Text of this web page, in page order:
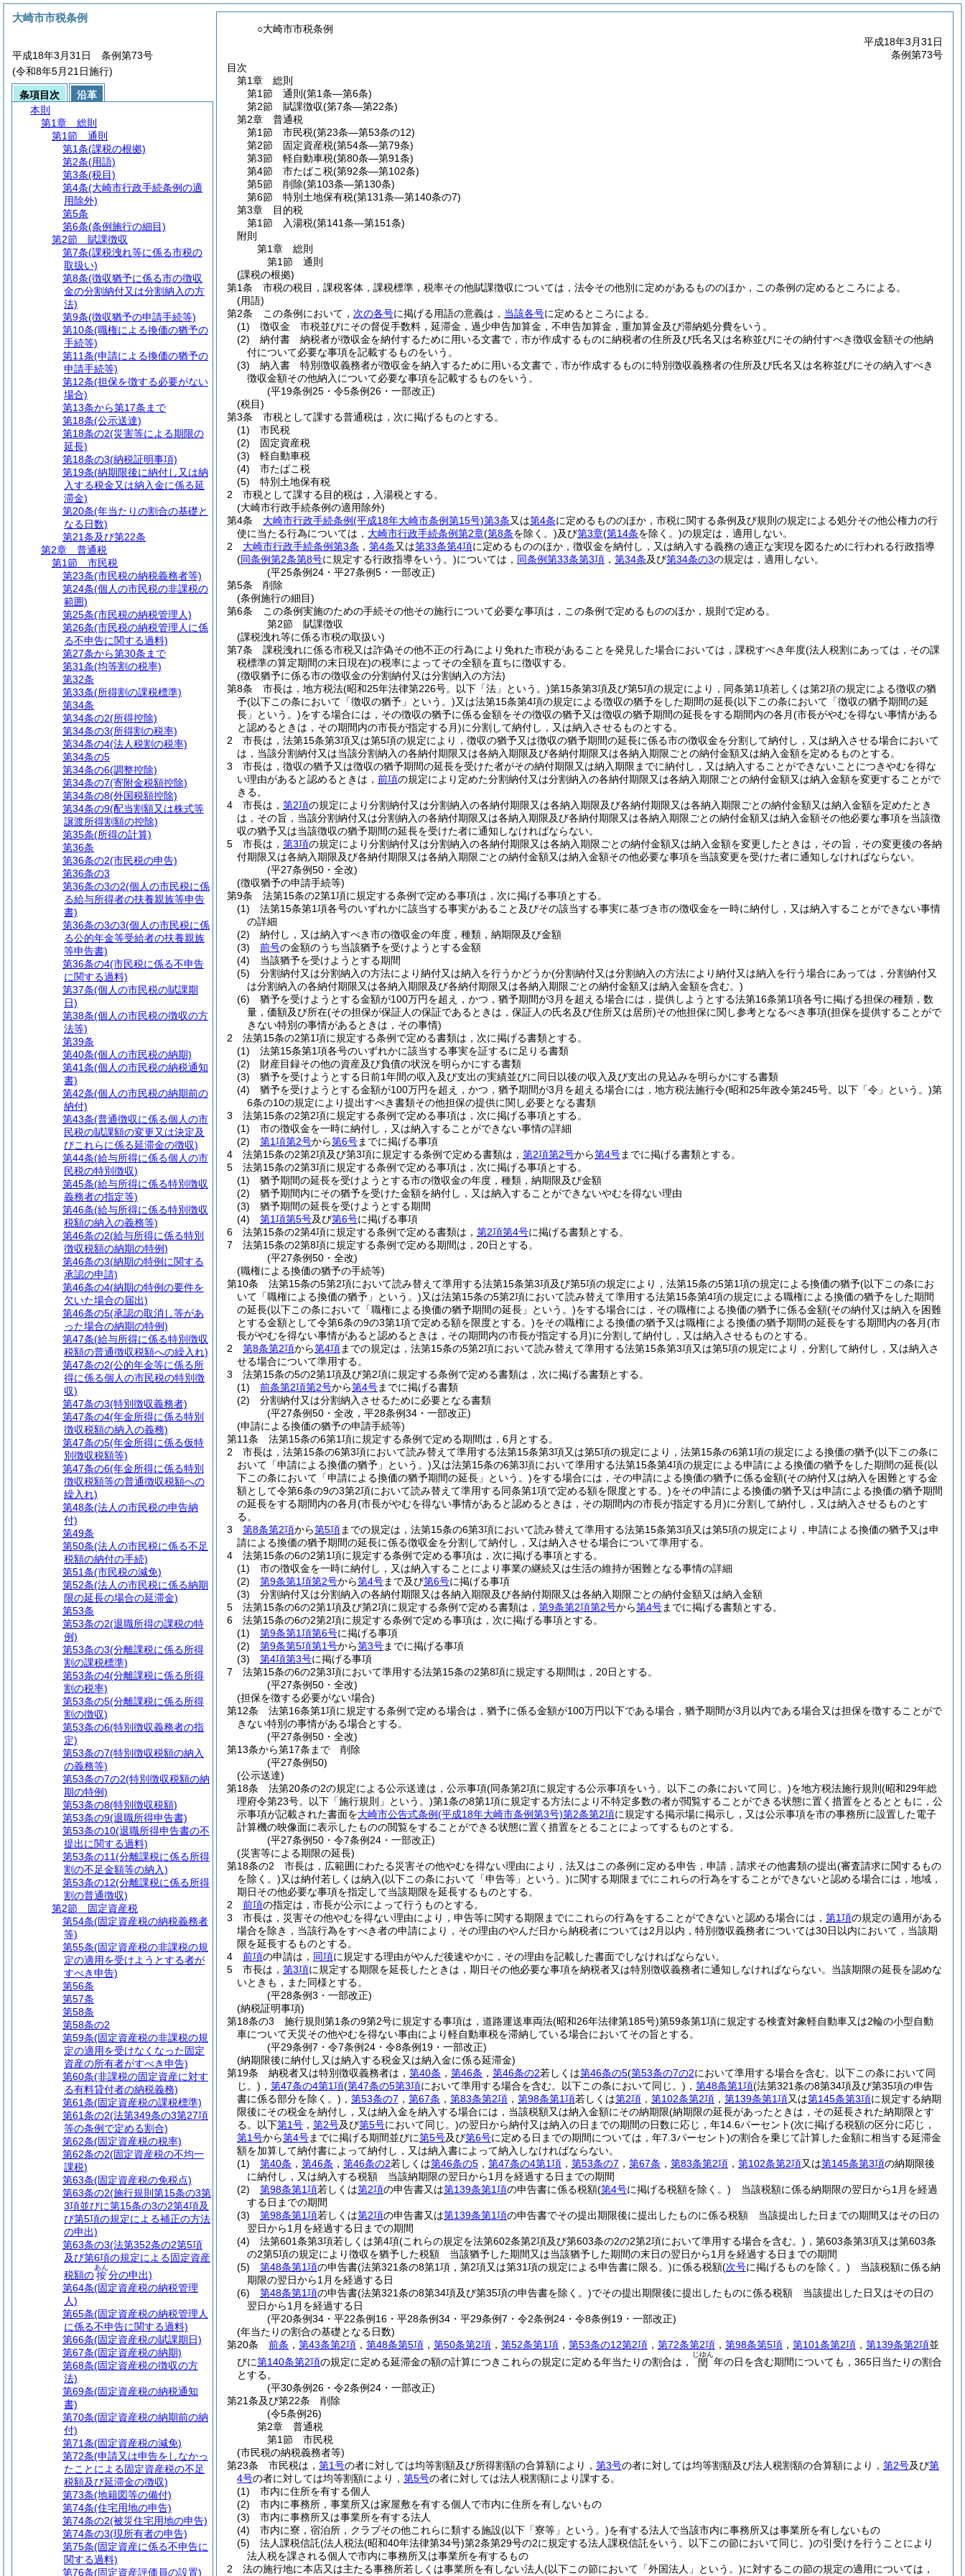
○大崎市市税条例
平成18年3月31日
条例第73号
目次
第1章
総則
第1節
通則 (第1条―第6条)
第2節
賦課徴収(第7条―第22条)
第2章
普通税
第1節
市民税(第23条―第53条の12)
第2節
固定資産税(第54条―第79条)
第3節
軽自動車税(第80条―第91条)
第4節
市たばこ税(第92条―第102条)
第5節
削除(第103条―第130条)
第6節
特別土地保有税(第131条―第140条の7)
第3章
目的税
第1節
入湯税(第141条―第151条)
附則
第1章
総則
第1節
通則
(課税の根拠)
第1条
市税の税目，課税客体，課税標準，税率その他賦課徴収については，法令その他別に定めがあるもののほか，この条例の定めるところによる。
(用語)
第2条
この条例において， 次の各号に掲げる用語の意義は， 当該各号に定めるところによる。
(1)
徴収金 市税並びにその督促手数料，延滞金，過少申告加算金，不申告加算金，重加算金及び滞納処分費をいう。
(2)
納付書 納税者が徴収金を納付するために用いる文書で，市が作成するものに納税者の住所及び氏名又は名称並びにその納付すべき徴収金額その他納
付について必要な事項を記載するものをいう。
(3)
納入書 特別徴収義務者が徴収金を納入するために用いる文書で，市が作成するものに特別徴収義務者の住所及び氏名又は名称並びにその納入すべき
徴収金額その他納入について必要な事項を記載するものをいう。
(平19条例25・令5条例26・一部改正)
(税目)
第3条
市税として課する普通税は，次に掲げるものとする。
(1)
市民税
(2)
固定資産税
(3)
軽自動車税
(4)
市たばこ税
(5)
特別土地保有税
2
市税として課する目的税は，入湯税とする。
(大崎市行政手続条例の適用除外)
第4条
大崎市行政手続条例(平成18年大崎市条例第15号)第3条又は第4条に定めるもののほか，市税に関する条例及び規則の規定による処分その他公権力の行
使に当たる行為については， 大崎市行政手続条例第2章(第8条を除く。)及び第3章(第14条を除く。)の規定は，適用しない。
2
大崎市行政手続条例第3条 ， 第4条又は第33条第4項に定めるもののほか，徴収金を納付し，又は納入する義務の適正な実現を図るために行われる行政指導
(同条例第2条第8号に規定する行政指導をいう。)については， 同条例第33条第3項 ， 第34条及び第34条の3の規定は，適用しない。
(平25条例24・平27条例5・一部改正)
第5条
削除
(条例施行の細目)
第6条
この条例実施のための手続その他その施行について必要な事項は，この条例で定めるもののほか，規則で定める。
第2節
賦課徴収
(課税洩れ等に係る市税の取扱い)
第7条
課税洩れに係る市税又は詐偽その他不正の行為により免れた市税があることを発見した場合においては，課税すべき年度(法人税割にあっては，その課
税標準の算定期間の末日現在)の税率によってその全額を直ちに徴収する。
(徴収猶予に係る市の徴収金の分割納付又は分割納入の方法)
第8条
市長は，地方税法(昭和25年法律第226号。以下「法」という。)第15条第3項及び第5項の規定により，同条第1項若しくは第2項の規定による徴収の猶
予(以下この条において「徴収の猶予」という。)又は法第15条第4項の規定による徴収の猶予をした期間の延長(以下この条において「徴収の猶予期間の延
長」という。)をする場合には，その徴収の猶予に係る金額をその徴収の猶予又は徴収の猶予期間の延長をする期間内の各月(市長がやむを得ない事情がある
と認めるときは，その期間内の市長が指定する月)に分割して納付し，又は納入させるものとする。
2
市長は，法第15条第3項又は第5項の規定により，徴収の猶予又は徴収の猶予期間の延長に係る市の徴収金を分割して納付し，又は納入させる場合において
は，当該分割納付又は当該分割納入の各納付期限又は各納入期限及び各納付期限又は各納入期限ごとの納付金額又は納入金額を定めるものとする。
3
市長は，徴収の猶予又は徴収の猶予期間の延長を受けた者がその納付期限又は納入期限までに納付し，又は納入することができないことにつきやむを得な
い理由があると認めるときは， 前項の規定により定めた分割納付又は分割納入の各納付期限又は各納入期限ごとの納付金額又は納入金額を変更することがで
きる。
4
市長は， 第2項の規定により分割納付又は分割納入の各納付期限又は各納入期限及び各納付期限又は各納入期限ごとの納付金額又は納入金額を定めたとき
は，その旨，当該分割納付又は分割納入の各納付期限又は各納入期限及び各納付期限又は各納入期限ごとの納付金額又は納入金額その他必要な事項を当該徴
収の猶予又は当該徴収の猶予期間の延長を受けた者に通知しなければならない。
5
市長は， 第3項の規定により分割納付又は分割納入の各納付期限又は各納入期限ごとの納付金額又は納入金額を変更したときは，その旨，その変更後の各納
付期限又は各納入期限及び各納付期限又は各納入期限ごとの納付金額又は納入金額その他必要な事項を当該変更を受けた者に通知しなければならない。
(平27条例50・全改)
(徴収猶予の申請手続等)
第9条
法第15条の2第1項に規定する条例で定める事項は，次に掲げる事項とする。
(1)
法第15条第1項各号のいずれかに該当する事実があること及びその該当する事実に基づき市の徴収金を一時に納付し，又は納入することができない事情
の詳細
(2)
納付し，又は納入すべき市の徴収金の年度，種類，納期限及び金額
(3)
前号の金額のうち当該猶予を受けようとする金額
(4)
当該猶予を受けようとする期間
(5)
分割納付又は分割納入の方法により納付又は納入を行うかどうか(分割納付又は分割納入の方法により納付又は納入を行う場合にあっては，分割納付又
は分割納入の各納付期限又は各納入期限及び各納付期限又は各納入期限ごとの納付金額又は納入金額を含む。)
(6)
猶予を受けようとする金額が100万円を超え，かつ，猶予期間が3月を超える場合には，提供しようとする法第16条第1項各号に掲げる担保の種類，数
量，価額及び所在(その担保が保証人の保証であるときは，保証人の氏名及び住所又は居所)その他担保に関し参考となるべき事項(担保を提供することがで
きない特別の事情があるときは，その事情)
2
法第15条の2第1項に規定する条例で定める書類は，次に掲げる書類とする。
(1)
法第15条第1項各号のいずれかに該当する事実を証するに足りる書類
(2)
財産目録その他の資産及び負債の状況を明らかにする書類
(3)
猶予を受けようとする日前1年間の収入及び支出の実績並びに同日以後の収入及び支出の見込みを明らかにする書類
(4)
猶予を受けようとする金額が100万円を超え，かつ，猶予期間が3月を超える場合には，地方税法施行令(昭和25年政令第245号。以下「令」という。)第
6条の10の規定により提出すべき書類その他担保の提供に関し必要となる書類
3
法第15条の2第2項に規定する条例で定める事項は，次に掲げる事項とする。
(1)
市の徴収金を一時に納付し，又は納入することができない事情の詳細
(2)
第1項第2号から第6号までに掲げる事項
4
法第15条の2第2項及び第3項に規定する条例で定める書類は， 第2項第2号から第4号までに掲げる書類とする。
5
法第15条の2第3項に規定する条例で定める事項は，次に掲げる事項とする。
(1)
猶予期間の延長を受けようとする市の徴収金の年度，種類，納期限及び金額
(2)
猶予期間内にその猶予を受けた金額を納付し，又は納入することができないやむを得ない理由
(3)
猶予期間の延長を受けようとする期間
(4)
第1項第5号及び第6号に掲げる事項
6
法第15条の2第4項に規定する条例で定める書類は， 第2項第4号に掲げる書類とする。
7
法第15条の2第8項に規定する条例で定める期間は，20日とする。
(平27条例50・全改)
(職権による換価の猶予の手続等)
第10条
法第15条の5第2項において読み替えて準用する法第15条第3項及び第5項の規定により，法第15条の5第1項の規定による換価の猶予(以下この条にお
いて「職権による換価の猶予」という。)又は法第15条の5第2項において読み替えて準用する法第15条第4項の規定による職権による換価の猶予をした期間
の延長(以下この条において「職権による換価の猶予期間の延長」という。)をする場合には，その職権による換価の猶予に係る金額(その納付又は納入を困難
とする金額として令第6条の9の3第1項で定める額を限度とする。)をその職権による換価の猶予又は職権による換価の猶予期間の延長をする期間内の各月(市
長がやむを得ない事情があると認めるときは，その期間内の市長が指定する月)に分割して納付し，又は納入させるものとする。
2
第8条第2項から第4項までの規定は，法第15条の5第2項において読み替えて準用する法第15条第3項又は第5項の規定により，分割して納付し，又は納入さ
せる場合について準用する。
3
法第15条の5の2第1項及び第2項に規定する条例で定める書類は，次に掲げる書類とする。
(1)
前条第2項第2号から第4号までに掲げる書類
(2)
分割納付又は分割納入させるために必要となる書類
(平27条例50・全改，平28条例34・一部改正)
(申請による換価の猶予の申請手続等)
第11条
法第15条の6第1項に規定する条例で定める期間は，6月とする。
2
市長は，法第15条の6第3項において読み替えて準用する法第15条第3項又は第5項の規定により，法第15条の6第1項の規定による換価の猶予(以下この条に
おいて「申請による換価の猶予」という。)又は法第15条の6第3項において準用する法第15条第4項の規定による申請による換価の猶予をした期間の延長(以
下この条において「申請による換価の猶予期間の延長」という。)をする場合には，その申請による換価の猶予に係る金額(その納付又は納入を困難とする金
額として令第6条の9の3第2項において読み替えて準用する同条第1項で定める額を限度とする。)をその申請による換価の猶予又は申請による換価の猶予期間
の延長をする期間内の各月(市長がやむを得ない事情があると認めるときは，その期間内の市長が指定する月)に分割して納付し，又は納入させるものとす
る。
3
第8条第2項から第5項までの規定は，法第15条の6第3項において読み替えて準用する法第15条第3項又は第5項の規定により，申請による換価の猶予又は申
請による換価の猶予期間の延長に係る徴収金を分割して納付し，又は納入させる場合について準用する。
4
法第15条の6の2第1項に規定する条例で定める事項は，次に掲げる事項とする。
(1)
市の徴収金を一時に納付し，又は納入することにより事業の継続又は生活の維持が困難となる事情の詳細
(2)
第9条第1項第2号から第4号まで及び第6号に掲げる事項
(3)
分割納付又は分割納入の各納付期限又は各納入期限及び各納付期限又は各納入期限ごとの納付金額又は納入金額
5
法第15条の6の2第1項及び第2項に規定する条例で定める書類は， 第9条第2項第2号から第4号までに掲げる書類とする。
6
法第15条の6の2第2項に規定する条例で定める事項は，次に掲げる事項とする。
(1)
第9条第1項第6号に掲げる事項
(2)
第9条第5項第1号から第3号までに掲げる事項
(3)
第4項第3号に掲げる事項
7
法第15条の6の2第3項において準用する法第15条の2第8項に規定する期間は，20日とする。
(平27条例50・全改)
(担保を徴する必要がない場合)
第12条
法第16条第1項に規定する条例で定める場合は，猶予に係る金額が100万円以下である場合，猶予期間が3月以内である場合又は担保を徴することがで
きない特別の事情がある場合とする。
(平27条例50・全改)
第13条から第17条まで
削除
(平27条例50)
(公示送達)
第18条
法第20条の2の規定による公示送達は，公示事項(同条第2項に規定する公示事項をいう。以下この条において同じ。)を地方税法施行規則 (昭和29年総
理府令第23号。以下「施行規則」という。)第1条の8第1項に規定する方法により不特定多数の者が閲覧することができる状態に置く措置をとるとともに，公
示事項が記載された書面を大崎市公告式条例(平成18年大崎市条例第3号)第2条第2項に規定する掲示場に掲示し，又は公示事項を市の事務所に設置した電子
計算機の映像面に表示したものの閲覧をすることができる状態に置く措置をとることによってするものとする。
(平27条例50・令7条例24・一部改正)
(災害等による期限の延長)
第18条の2
市長は，広範囲にわたる災害その他やむを得ない理由により，法又はこの条例に定める申告，申請，請求その他書類の提出(審査請求に関するもの
を除く。)又は納付若しくは納入(以下この条において「申告等」という。)に関する期限までにこれらの行為をすることができないと認める場合には，地域，
期日その他必要な事項を指定して当該期限を延長するものとする。
2
前項の指定は，市長が公示によって行うものとする。
3
市長は，災害その他やむを得ない理由により，申告等に関する期限までにこれらの行為をすることができないと認める場合には， 第1項の規定の適用がある
場合を除き，当該行為をすべき者の申請により，その理由のやんだ日から納税者については2月以内，特別徴収義務者については30日以内において，当該期
限を延長するものとする。
4
前項の申請は， 同項に規定する理由がやんだ後速やかに，その理由を記載した書面でしなければならない。
5
市長は， 第3項に規定する期限を延長したときは，期日その他必要な事項を納税者又は特別徴収義務者に通知しなければならない。 当該期限の延長を認めな
いときも，また同様とする。
(平28条例3・一部改正)
(納税証明事項)
第18条の3
施行規則第1条の9第2号に規定する事項は，道路運送車両法(昭和26年法律第185号)第59条第1項に規定する検査対象軽自動車又は2輪の小型自動
車について天災その他やむを得ない事由により軽自動車税を滞納している場合においてその旨とする。
(平29条例7・令7条例24・令8条例19・一部改正)
(納期限後に納付し又は納入する税金又は納入金に係る延滞金)
第19条
納税者又は特別徴収義務者は， 第40条 ， 第46条 ， 第46条の2若しくは第46条の5(第53条の7の2において準用する場合を含む。以下この条において同
じ。) ， 第47条の4第1項(第47条の5第3項において準用する場合を含む。以下この条において同じ。) ， 第48条第1項(法第321条の8第34項及び第35項の申告
書に係る部分を除く。) ， 第53条の7 ， 第67条 ， 第83条第2項 ， 第98条第1項若しくは第2項 ， 第102条第2項 ， 第139条第1項又は第145条第3項に規定する納期
限後にその税金を納付し，又は納入金を納入する場合には，当該税額又は納入金額にその納期限(納期限の延長があったときは，その延長された納期限とす
る。以下第1号 ， 第2号及び第5号において同じ。)の翌日から納付又は納入の日までの期間の日数に応じ，年14.6パーセント(次に掲げる税額の区分に応じ，
第1号から第4号までに掲げる期間並びに第5号及び第6号に定める日までの期間については，年7.3パーセント)の割合を乗じて計算した金額に相当する延滞金
額を加算して納付書によって納付し，又は納入書によって納入しなければならない。
(1)
第40条 ， 第46条 ， 第46条の2若しくは第46条の5 ， 第47条の4第1項 ， 第53条の7 ， 第67条 ， 第83条第2項 ， 第102条第2項又は第145条第3項の納期限後
に納付し，又は納入する税額 当該納期限の翌日から1月を経過する日までの期間
(2)
第98条第1項若しくは第2項の申告書又は第139条第1項の申告書に係る税額(第4号に掲げる税額を除く。) 当該税額に係る納期限の翌日から1月を経過
する日までの期間
(3)
第98条第1項若しくは第2項の申告書又は第139条第1項の申告書でその提出期限後に提出したものに係る税額 当該提出した日までの期間又はその日の
翌日から1月を経過する日までの期間
(4)
法第601条第3項若しくは第4項(これらの規定を法第602条第2項及び第603条の2の2第2項において準用する場合を含む。) ，第603条第3項又は第603条
の2第5項の規定により徴収を猶予した税額 当該猶予した期間又は当該猶予した期間の末日の翌日から1月を経過する日までの期間
(5)
第48条第1項の申告書(法第321条の8第1項，第2項又は第31項の規定による申告書に限る。)に係る税額(次号に掲げるものを除く。) 当該税額に係る納
期限の翌日から1月を経過する日
(6)
第48条第1項の申告書(法第321条の8第34項及び第35項の申告書を除く。)でその提出期限後に提出したものに係る税額 当該提出した日又はその日の
翌日から1月を経過する日
(平20条例34・平22条例16・平28条例34・平29条例7・令2条例24・令8条例19・一部改正)
(年当たりの割合の基礎となる日数)
第20条
前条 ， 第43条第2項 ， 第48条第5項 ， 第50条第2項 ， 第52条第1項 ， 第53条の12第2項 ， 第72条第2項 ， 第98条第5項 ， 第101条第2項 ， 第139条第2項並
びに第140条第2項の規定に定める延滞金の額の計算につきこれらの規定に定める年当たりの割合は， 閏
じゆん
年の日を含む期間についても，365日当たりの割合
とする。
(平30条例26・令2条例24・一部改正)
第21条及び第22条
削除
(令5条例26)
第2章
普通税
第1節
市民税
(市民税の納税義務者等)
第23条
市民税は， 第1号の者に対しては均等割額及び所得割額の合算額により， 第3号の者に対しては均等割額及び法人税割額の合算額により， 第2号及び第
4号の者に対しては均等割額により， 第5号の者に対しては法人税割額により課する。
(1)
市内に住所を有する個人
(2)
市内に事務所，事業所又は家屋敷を有する個人で市内に住所を有しないもの
(3)
市内に事務所又は事業所を有する法人
(4)
市内に寮，宿泊所，クラブその他これらに類する施設(以下「寮等」という。)を有する法人で当該市内に事務所又は事業所を有しないもの
(5)
法人課税信託(法人税法(昭和40年法律第34号)第2条第29号の2に規定する法人課税信託をいう。以下この節において同じ。)の引受けを行うことにより
法人税を課される個人で市内に事務所又は事業所を有するもの
2
法の施行地に本店又は主たる事務所若しくは事業所を有しない法人(以下この節において「外国法人」という。)に対するこの節の規定の適用については，
大崎市市税条例
平成18年3月31日 条例第73号
(令和8年5月21日施行)
条項目次
沿革
本則
第1章
総則
第1節
通則
第1条(課税の根拠)
第2条(用語)
第3条(税目)
第4条(大崎市行政手続条例の適
用除外)
第5条
第6条(条例施行の細目)
第2節
賦課徴収
第7条(課税洩れ等に係る市税の
取扱い)
第8条(徴収猶予に係る市の徴収
金の分割納付又は分割納入の方
法)
第9条(徴収猶予の申請手続等)
第10条(職権による換価の猶予の
手続等)
第11条(申請による換価の猶予の
申請手続等)
第12条(担保を徴する必要がない
場合)
第13条から第17条まで
第18条(公示送達)
第18条の2(災害等による期限の
延長)
第18条の3(納税証明事項)
第19条(納期限後に納付し又は納
入する税金又は納入金に係る延
滞金)
第20条(年当たりの割合の基礎と
なる日数)
第21条及び第22条
第2章
普通税
第1節
市民税
第23条(市民税の納税義務者等)
第24条(個人の市民税の非課税の
範囲)
第25条(市民税の納税管理人)
第26条(市民税の納税管理人に係
る不申告に関する過料)
第27条から第30条まで
第31条(均等割の税率)
第32条
第33条(所得割の課税標準)
第34条
第34条の2(所得控除)
第34条の3(所得割の税率)
第34条の4(法人税割の税率)
第34条の5
第34条の6(調整控除)
第34条の7(寄附金税額控除)
第34条の8(外国税額控除)
第34条の9(配当割額又は株式等
譲渡所得割額の控除)
第35条(所得の計算)
第36条
第36条の2(市民税の申告)
第36条の3
第36条の3の2(個人の市民税に係
る給与所得者の扶養親族等申告
書)
第36条の3の3(個人の市民税に係
る公的年金等受給者の扶養親族
等申告書)
第36条の4(市民税に係る不申告
に関する過料)
第37条(個人の市民税の賦課期
日)
第38条(個人の市民税の徴収の方
法等)
第39条
第40条(個人の市民税の納期)
第41条(個人の市民税の納税通知
書)
第42条(個人の市民税の納期前の
納付)
第43条(普通徴収に係る個人の市
民税の賦課額の変更又は決定及
びこれらに係る延滞金の徴収)
第44条(給与所得に係る個人の市
民税の特別徴収)
第45条(給与所得に係る特別徴収
義務者の指定等)
第46条(給与所得に係る特別徴収
税額の納入の義務等)
第46条の2(給与所得に係る特別
徴収税額の納期の特例)
第46条の3(納期の特例に関する
承認の申請)
第46条の4(納期の特例の要件を
欠いた場合の届出)
第46条の5(承認の取消し等があ
った場合の納期の特例)
第47条(給与所得に係る特別徴収
税額の普通徴収税額への繰入れ)
第47条の2(公的年金等に係る所
得に係る個人の市民税の特別徴
収)
第47条の3(特別徴収義務者)
第47条の4(年金所得に係る特別
徴収税額の納入の義務)
第47条の5(年金所得に係る仮特
別徴収税額等)
第47条の6(年金所得に係る特別
徴収税額等の普通徴収税額への
繰入れ)
第48条(法人の市民税の申告納
付)
第49条
第50条(法人の市民税に係る不足
税額の納付の手続)
第51条(市民税の減免)
第52条(法人の市民税に係る納期
限の延長の場合の延滞金)
第53条
第53条の2(退職所得の課税の特
例)
第53条の3(分離課税に係る所得
割の課税標準)
第53条の4(分離課税に係る所得
割の税率)
第53条の5(分離課税に係る所得
割の徴収)
第53条の6(特別徴収義務者の指
定)
第53条の7(特別徴収税額の納入
の義務等)
第53条の7の2(特別徴収税額の納
期の特例)
第53条の8(特別徴収税額)
第53条の9(退職所得申告書)
第53条の10(退職所得申告書の不
提出に関する過料)
第53条の11(分離課税に係る所得
割の不足金額等の納入)
第53条の12(分離課税に係る所得
割の普通徴収)
第2節
固定資産税
第54条(固定資産税の納税義務者
等)
第55条(固定資産税の非課税の規
定の適用を受けようとする者が
すべき申告)
第56条
第57条
第58条
第58条の2
第59条(固定資産税の非課税の規
定の適用を受けなくなった固定
資産の所有者がすべき申告)
第60条(非課税の固定資産に対す
る有料貸付者の納税義務)
第61条(固定資産税の課税標準)
第61条の2(法第349条の3第27項
等の条例で定める割合)
第62条(固定資産税の税率)
第62条の2(固定資産税の不均一
課税)
第63条(固定資産税の免税点)
第63条の2(施行規則第15条の3第
3項並びに第15条の3の2第4項及
び第5項の規定による補正の方法
の申出)
第63条の3(法第352条の2第5項
及び第6項の規定による固定資産
税額の按
あん
分の申出)
第64条(固定資産税の納税管理
人)
第65条(固定資産税の納税管理人
に係る不申告に関する過料)
第66条(固定資産税の賦課期日)
第67条(固定資産税の納期)
第68条(固定資産税の徴収の方
法)
第69条(固定資産税の納税通知
書)
第70条(固定資産税の納期前の納
付)
第71条(固定資産税の減免)
第72条(申請又は申告をしなかっ
たことによる固定資産税の不足
税額及び延滞金の徴収)
第73条(地籍図等の備付)
第74条(住宅用地の申告)
第74条の2(被災住宅用地の申告)
第74条の3(現所有者の申告)
第75条(固定資産に係る不申告に
関する過料)
第76条(固定資産評価員の設置)